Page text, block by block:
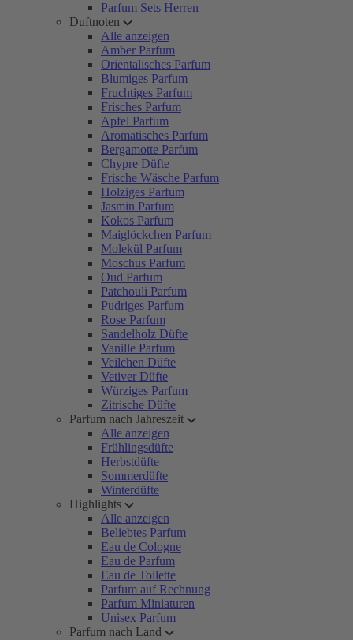
Parfum Sets Herren
Duftnoten
Alle anzeigen
Amber Parfum
Orientalisches Parfum
Blumiges Parfum
Fruchtiges Parfum
Frisches Parfum
Apfel Parfum
Aromatisches Parfum
Bergamotte Parfum
Chypre Düfte
Frische Wäsche Parfum
Holziges Parfum
Jasmin Parfum
Kokos Parfum
Maiglöckchen Parfum
Molekül Parfum
Moschus Parfum
Oud Parfum
Patchouli Parfum
Pudriges Parfum
Rose Parfum
Sandelholz Düfte
Vanille Parfum
Veilchen Düfte
Vetiver Düfte
Würziges Parfum
Zitrische Düfte
Parfum nach Jahreszeit
Alle anzeigen
Frühlingsdüfte
Herbstdüfte
Sommerdüfte
Winterdüfte
Highlights
Alle anzeigen
Beliebtes Parfum
Eau de Cologne
Eau de Parfum
Eau de Toilette
Parfum auf Rechnung
Parfum Miniaturen
Unisex Parfum
Parfum nach Land